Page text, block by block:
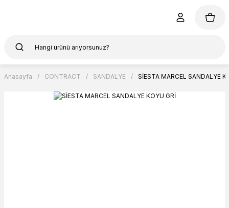
Anasayfa CONTRACT SANDALYE SİESTA MARCEL SANDALYE